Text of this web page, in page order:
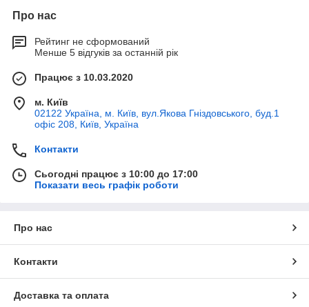
Про нас
Рейтинг не сформований
Менше 5 відгуків за останній рік
Працює з 10.03.2020
м. Київ
02122 Україна, м. Київ, вул.Якова Гніздовського, буд.1
офіс 208, Київ, Україна
Контакти
Сьогодні працює з 10:00 до 17:00
Показати весь графік роботи
Про нас
Контакти
Доставка та оплата